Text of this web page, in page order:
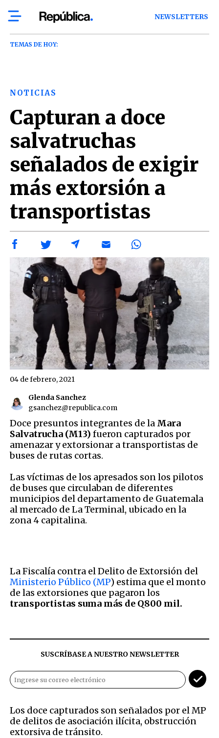
NEWSLETTERS
TEMAS DE HOY:
NOTICIAS
Capturan a doce
salvatruchas
señalados de exigir
más extorsión a
transportistas
Glenda Sanchez
gsanchez@republica.com
04 de febrero, 2021
Doce presuntos integrantes de la Mara
Salvatrucha (M13) fueron capturados por
amenazar y extorsionar a transportistas de
buses de rutas cortas.
Las víctimas de los apresados son los pilotos
de buses que circulaban de diferentes
municipios del departamento de Guatemala
al mercado de La Terminal, ubicado en la
zona 4 capitalina.
La Fiscalía contra el Delito de Extorsión del
Ministerio Público (MP) estima que el monto
de las extorsiones que pagaron los
transportistas suma más de Q800 mil.
SUSCRÍBASE A NUESTRO NEWSLETTER
Los doce capturados son señalados por el MP
de delitos de asociación ilícita, obstrucción
extorsiva de tránsito.